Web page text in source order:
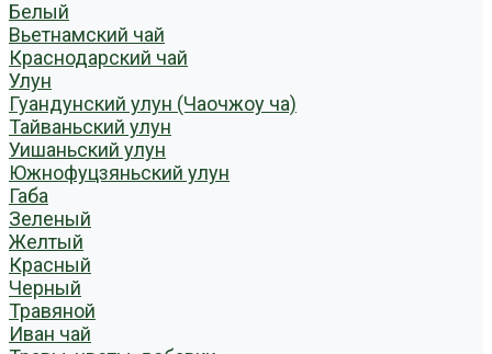
Белый
Вьетнамский чай
Краснодарский чай
Улун
Гуандунский улун (Чаочжоу ча)
Тайваньский улун
Уишаньский улун
Южнофуцзяньский улун
Габа
Зеленый
Желтый
Красный
Черный
Травяной
Иван чай